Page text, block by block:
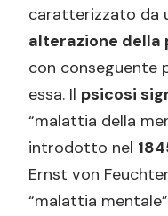
Psicosi
Psicosi
Psicosi
Quali disturbi
Schizofrenia
Disturbo
caratterizzato da
alterazione della
con conseguente
essa. Il psicosi
“malattia della
introdotto nel
Ernst von
“malattia